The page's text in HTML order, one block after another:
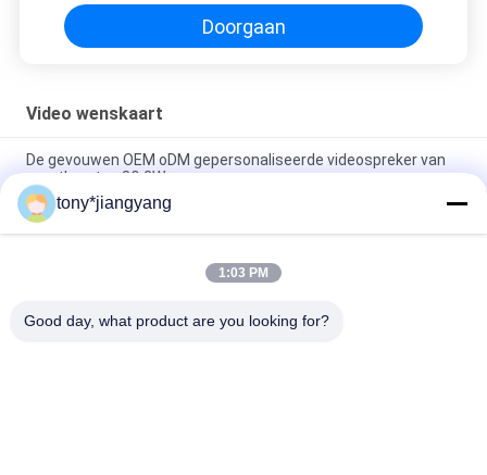
Doorgaan
Video wenskaart
De gevouwen OEM oDM gepersonaliseerde videospreker van
groetkaarten 8Ω 2W
7inch IPS 1024*600 TFT LCD Videogroetkaart 1000mAh met
USB-poort
de Videovisitekaartjes van 2.4Inch 10.1Inch LCD voor het
tony*jiangyang
1:03 PM
Good day, what product are you looking for?